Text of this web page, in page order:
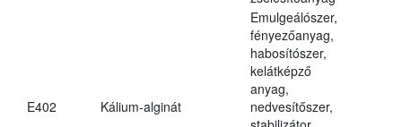
E402 Kálium-alginát
Emulgeálószer,
fényezőanyag,
habosítószer,
kelátképző
anyag,
nedvesítőszer,